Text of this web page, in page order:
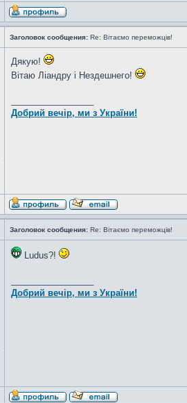
Заголовок сообщения: Re: Вітаємо переможців!
Дякую!
Вітаю Ліандру і Нездешнего!
Добрий вечір, ми з України!
Заголовок сообщения: Re: Вітаємо переможців!
Ludus?!
Добрий вечір, ми з України!